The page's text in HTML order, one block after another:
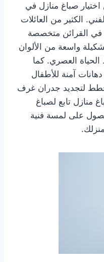
اختيار صباغ منازل في
الكثير من العائلات
القرائن متخصصة
واسعة من الألوان
العصري. كما
آمنة للأطفال
لتجديد جدران غرف
منازل تابع لصباغ
على لمسة فنية